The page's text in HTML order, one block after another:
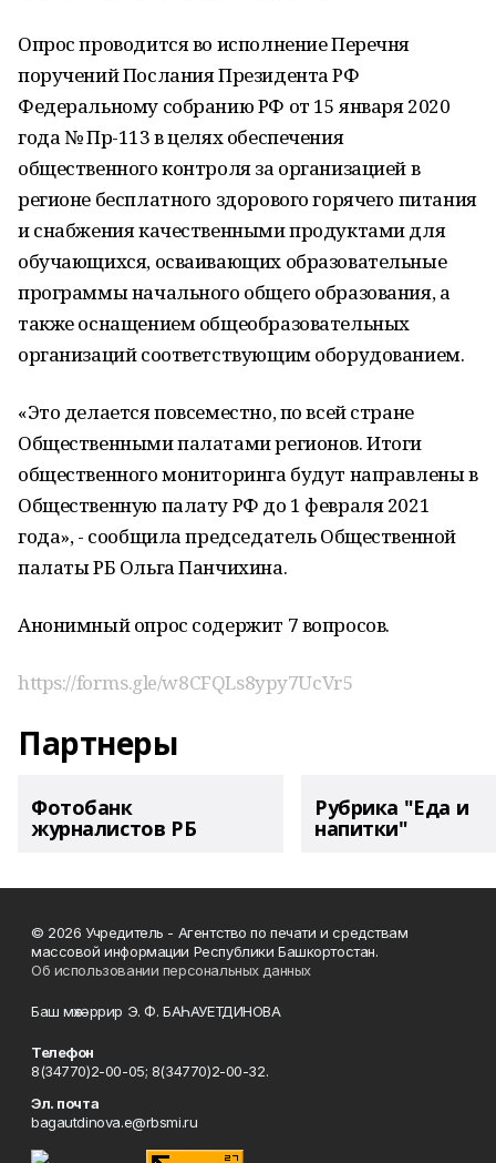
Опрос проводится во исполнение Перечня
поручений Послания Президента РФ
Федеральному собранию РФ от 15 января 2020
года № Пр-113 в целях обеспечения
общественного контроля за организацией в
регионе бесплатного здорового горячего питания
и снабжения качественными продуктами для
обучающихся, осваивающих образовательные
программы начального общего образования, а
также оснащением общеобразовательных
организаций соответствующим оборудованием.
«Это делается повсеместно, по всей стране
Общественными палатами регионов. Итоги
общественного мониторинга будут направлены в
Общественную палату РФ до 1 февраля 2021
года», - сообщила председатель Общественной
палаты РБ Ольга Панчихина.
Анонимный опрос содержит 7 вопросов.
https://forms.gle/w8CFQLs8ypy7UcVr5
Партнеры
Фотобанк
журналистов РБ
Рубрика "Еда и
напитки"
© 2026 Учредитель - Агентство по печати и средствам
массовой информации Республики Башкортостан.
Об использовании персональных данных
Баш мөхәррир Э. Ф. БАҺАУЕТДИНОВА
Телефон
8(34770)2-00-05; 8(34770)2-00-32.
Эл. почта
bagautdinova.e@rbsmi.ru